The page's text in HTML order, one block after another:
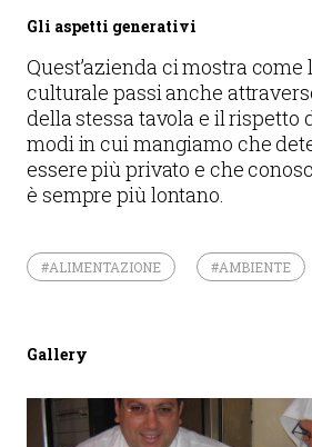
Gli aspetti generativi
Quest’azienda ci mostra come
culturale passi anche
della stessa tavola e il rispetto
modi in cui mangiamo che
essere più privato e che
è sempre più lontano.
#ALIMENTAZIONE #AMBIENTE
Gallery